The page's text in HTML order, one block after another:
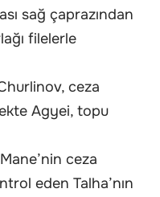
sağ çaprazından
filelerle
ceza
Agyei, topu
ceza
eden Talha’nın